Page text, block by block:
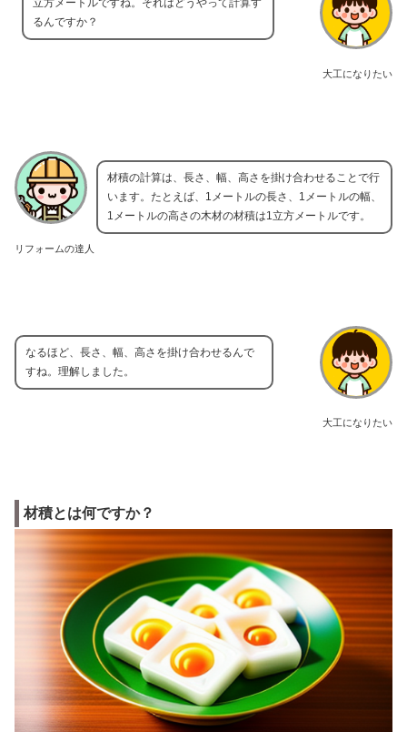
大工になりたい
立方メートルですね。それはどうやって計算す
るんですか？
リフォームの達人
材積の計算は、長さ、幅、高さを掛け合わせることで行
います。たとえば、1メートルの長さ、1メートルの幅、
1メートルの高さの木材の材積は1立方メートルです。
大工になりたい
なるほど、長さ、幅、高さを掛け合わせるんで
すね。理解しました。
材積とは何ですか？